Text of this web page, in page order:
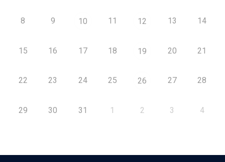
8 9 10 11 12 13 14
15 16 17 18 19 20 21
22 23 24 25 26 27 28
29 30 31 1 2 3 4